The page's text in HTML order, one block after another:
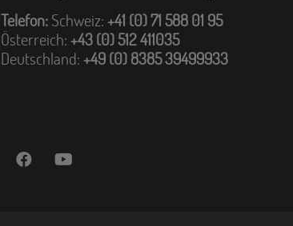
Telefon:Schweiz: +41 (0) 71 588 01 95
Österreich: +43 (0) 512 411035
Deutschland: +49 (0) 8385 39499933